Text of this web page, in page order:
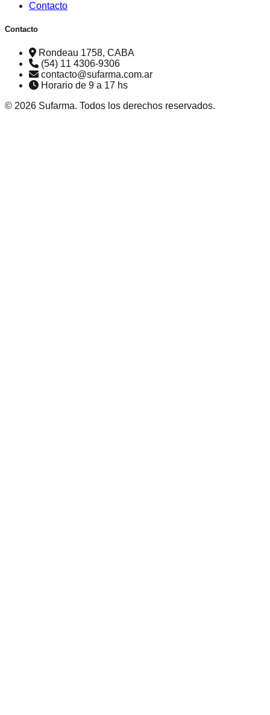
Contacto
Contacto
Rondeau 1758, CABA
(54) 11 4306-9306
contacto@sufarma.com.ar
Horario de 9 a 17 hs
© 2026 Sufarma. Todos los derechos reservados.